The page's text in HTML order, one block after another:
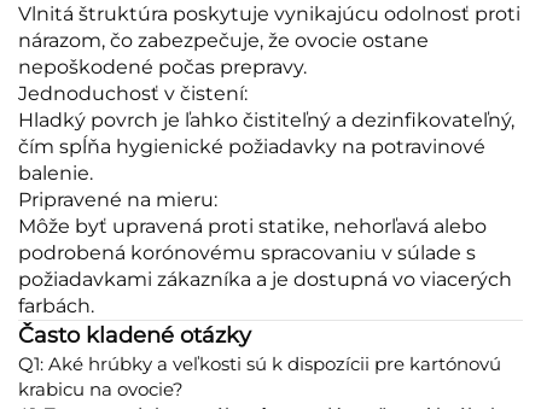
Vlnitá štruktúra poskytuje vynikajúcu odolnosť proti
nárazom, čo zabezpečuje, že ovocie ostane
nepoškodené počas prepravy.
Jednoduchosť v čistení:
Hladký povrch je ľahko čistiteľný a dezinfikovateľný,
čím spĺňa hygienické požiadavky na potravinové
balenie.
Pripravené na mieru:
Môže byť upravená proti statike, nehorľavá alebo
podrobená korónovému spracovaniu v súlade s
požiadavkami zákazníka a je dostupná vo viacerých
farbách.
Často kladené otázky
Q1: Aké hrúbky a veľkosti sú k dispozícii pre kartónovú
krabicu na ovocie?